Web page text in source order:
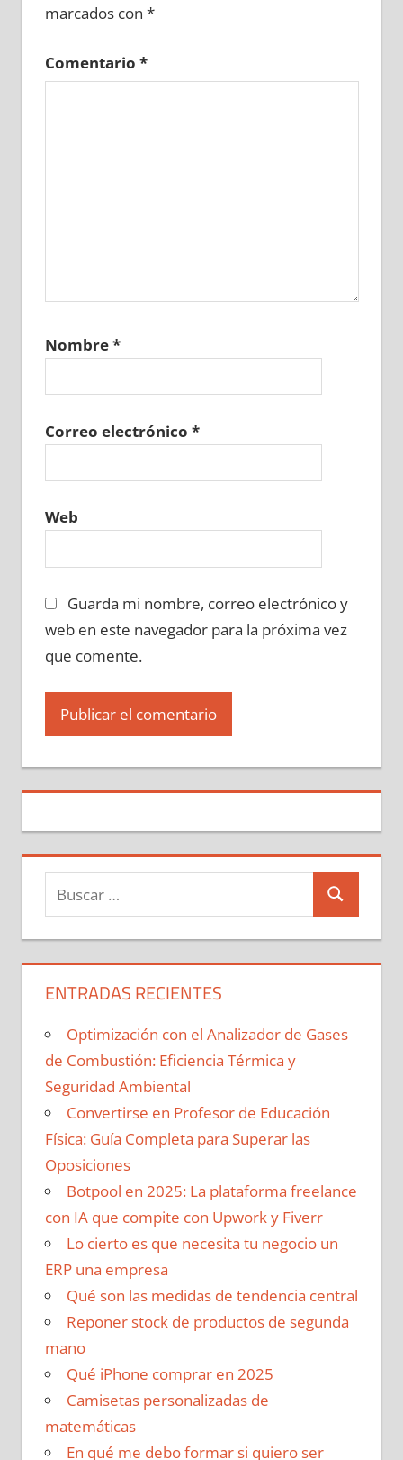
marcados con *
Comentario *
Nombre*
Correo electrónico *
Web
Guarda mi nombre, correo electrónico y
web en este navegador para la próxima vez
que comente.
Buscar
ENTRADAS RECIENTES
Optimización con el Analizador de Gases
de Combustión: Eficiencia Térmica y
Seguridad Ambiental
Convertirse en Profesor de Educación
Física: Guía Completa para Superar las
Oposiciones
Botpool en 2025: La plataforma freelance
con IA que compite con Upwork y Fiverr
Lo cierto es que necesita tu negocio un
ERP una empresa
Qué son las medidas de tendencia central
Reponer stock de productos de segunda
mano
Qué iPhone comprar en 2025
Camisetas personalizadas de
matemáticas
En qué me debo formar si quiero ser